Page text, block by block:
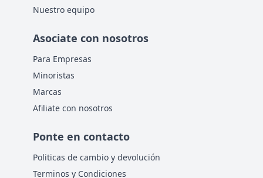
Nuestro equipo
Asociate con nosotros
Para Empresas
Minoristas
Marcas
Afiliate con nosotros
Ponte en contacto
Politicas de cambio y devolución
Terminos y Condiciones